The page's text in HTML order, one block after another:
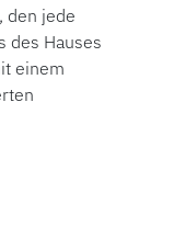
den jede
des Hauses
einem